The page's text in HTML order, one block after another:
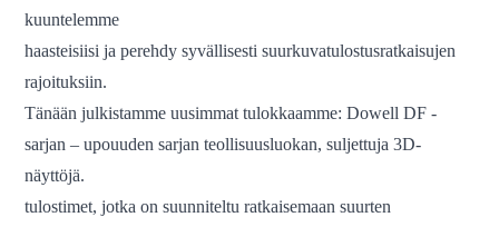
kuuntelemme
haasteisiisi ja perehdy syvällisesti suurkuvatulostusratkaisujen
rajoituksiin.
Tänään julkistamme uusimmat tulokkaamme: Dowell DF -
sarjan – upouuden sarjan teollisuusluokan, suljettuja 3D-
näyttöjä.
tulostimet, jotka on suunniteltu ratkaisemaan suurten